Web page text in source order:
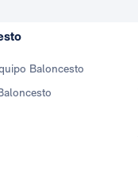
Baloncesto